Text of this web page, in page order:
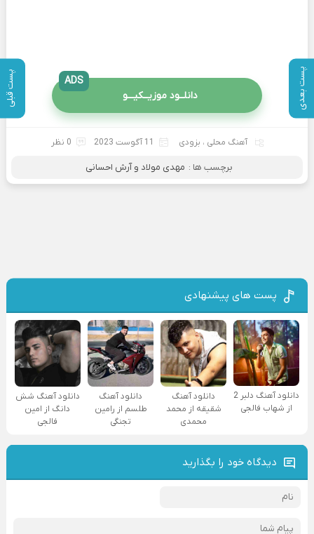
پست بعدی پست قبلی دانلــود موزیــکیـــو
ADS
آهنگ محلی ، بزودی 11 آگوست 2023 0 نظر
برچسب ها : مهدی مولاد و آرش احسانی
پست های پیشنهادی
دانلود آهنگ دلبر 2
از شهاب فالجی
دانلود آهنگ
شقیقه از محمد
محمدی
دانلود آهنگ
طلسم از رامین
تجنگی
دانلود آهنگ شش
دانگ از امین
فالجی
دیدگاه خود را بگذارید